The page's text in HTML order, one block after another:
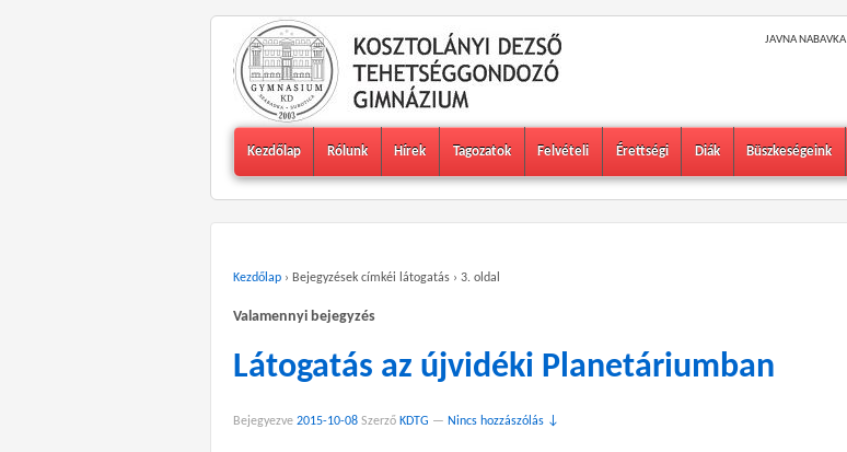
JAVNA NABAVKA
Kezdőlap Rólunk Hírek Tagozatok Felvételi Érettségi Diák Büszkeségeink
Kezdőlap › Bejegyzések címkéi látogatás › 3. oldal
Valamennyi bejegyzés
Látogatás az újvidéki Planetáriumban
Bejegyezve 2015-10-08 Szerző KDTG — Nincs hozzászólás ↓